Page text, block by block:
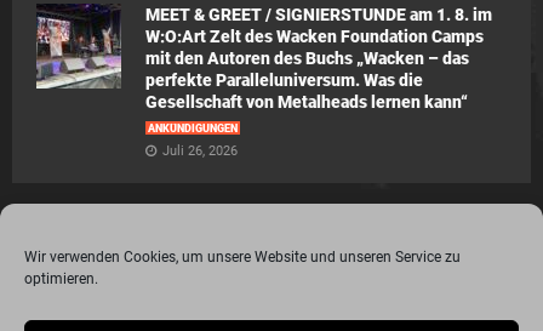
Wir verwenden Cookies, um unsere Website und unseren Service zu
optimieren.
MEET & GREET / SIGNIERSTUNDE am 1. 8. im
W:O:Art Zelt des Wacken Foundation Camps
mit den Autoren des Buchs „Wacken – das
perfekte Paralleluniversum. Was die
Gesellschaft von Metalheads lernen kann“
ANKÜNDIGUNGEN
Juli 26, 2026